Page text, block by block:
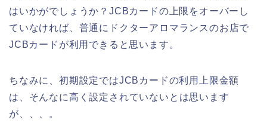
はいかがでしょうか？JCBカードの上限をオーバーし
ていなければ、普通にドクターアロマランスのお店で
JCBカードが利用できると思います。
ちなみに、初期設定ではJCBカードの利用上限金額
は、そんなに高く設定されていないとは思います
が、、、。